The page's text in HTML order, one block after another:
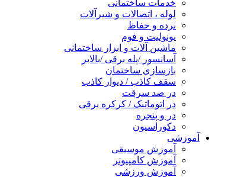
خدمات ساختمانی
لوله ، اتصالات و شیرآلات
نرده و حفاظ
یونولیت و فوم
ماشین آلات و ابزار ساختمانی
آسانسور /پله برقی /بالابر
بازسازی ساختمان
سقف کاذب / دیوار کاذب
در ضد سرقت
در اتوماتیک / کرکره برقی
در و پنجره
دکوراسیون
آموزشی
آموزش موسیقی
آموزش کامپیوتر
آموزش ورزشی